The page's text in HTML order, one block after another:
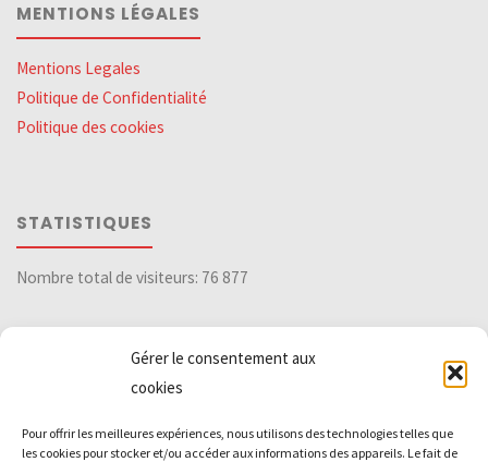
Gérer le consentement aux
cookies
Pour offrir les meilleures expériences, nous utilisons des technologies telles que
les cookies pour stocker et/ou accéder aux informations des appareils. Le fait de
MENTIONS LÉGALES
Mentions Legales
Politique de Confidentialité
Politique des cookies
STATISTIQUES
Nombre total de visiteurs: 76 877
Archives